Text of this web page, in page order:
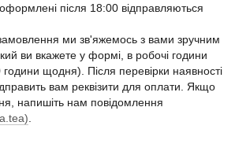
після 18:00 відправляються
ми зв'яжемось з вами зручним
ви вкажете у формі, в робочі години
щодня). Після перевірки наявності
вам реквізити для оплати. Якщо
напишіть нам повідомлення